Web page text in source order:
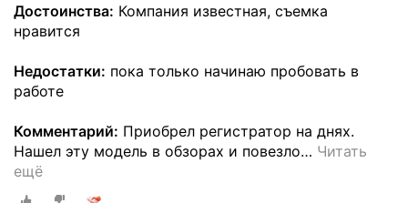
Достоинства: Компания известная, съемка
нравится
Недостатки: пока только начинаю пробовать в
работе
Комментарий: Приобрел регистратор на днях.
Нашел эту модель в обзорах и повезло… Читать
ещё